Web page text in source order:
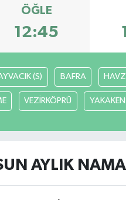
ÖĞLE
12:45
(S) BAFRA
VEZİRKÖPRÜ
AYLIK